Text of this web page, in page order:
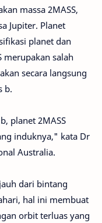
massa 2MASS,
Jupiter. Planet
planet dan
merupakan salah
secara langsung
b.
planet 2MASS
induknya," kata Dr
Australia.
dari bintang
hal ini membuat
orbit terluas yang